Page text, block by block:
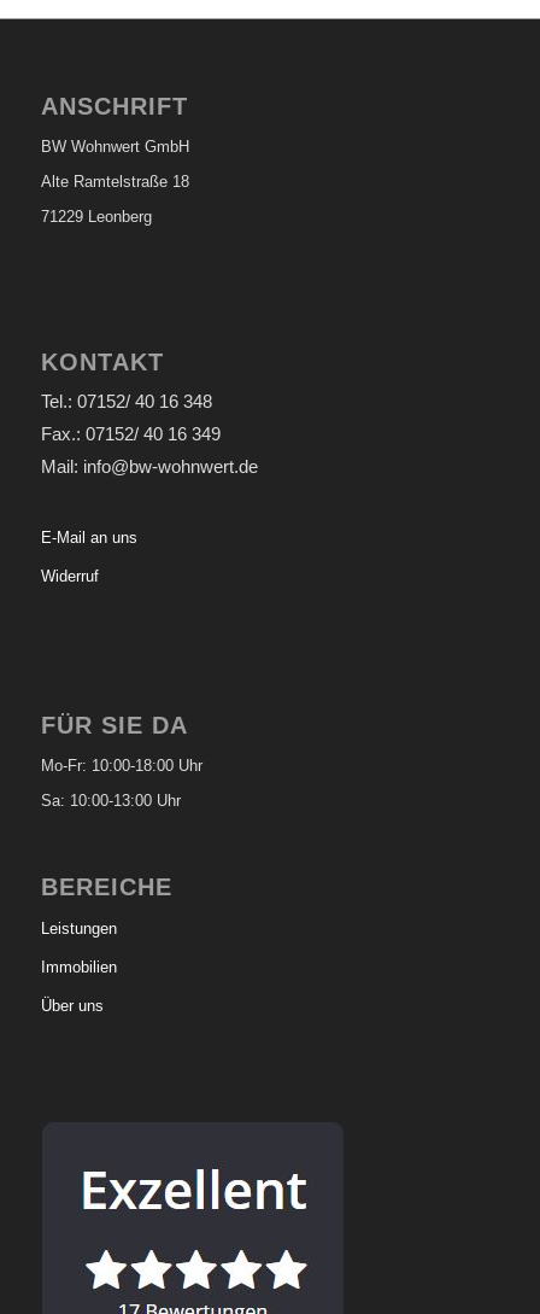
ANSCHRIFT
BW Wohnwert GmbH
Alte Ramtelstraße 18
71229 Leonberg
KONTAKT
Tel.: 07152/ 40 16 348
Fax.: 07152/ 40 16 349
Mail: info@bw-wohnwert.de
E-Mail an uns
Widerruf
FÜR SIE DA
Mo-Fr: 10:00-18:00 Uhr
Sa: 10:00-13:00 Uhr
BEREICHE
Leistungen
Immobilien
Über uns